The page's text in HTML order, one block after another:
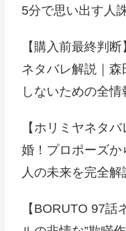
5分で思い出す人
【購入前最終判
ネタバレ解説｜
しないための全情
【ホリミヤネタ
婚！プロポーズか
人の未来を完全解
【BORUTO 97話